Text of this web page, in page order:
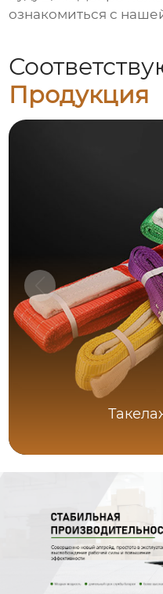
ознакомиться с
Продукция